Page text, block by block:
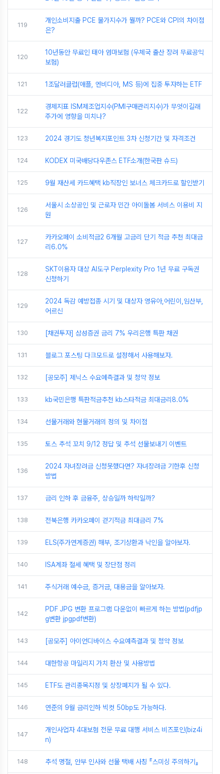
119
개인소비지출 PCE 물가지수가 뭘까? PCE와 CPI의 차이점
은?
120
10년동안 무료인 태아 엄마보험 (우체국 출산 장려 무료공익
보험)
121 1조달러클럽(애플, 엔비디아, MS 등)에 집중 투자하는 ETF
122
경제지표 ISM제조업지수(PMI구매관리지수)가 무엇이길래
주가에 영향을 미치나?
123 2024 경기도 청년복지포인트 3차 신청기간 및 자격조건
124 KODEX 미국배당다우존스 ETF소개(한국판 슈드)
125 9월 재산세 카드혜택 kb직장인 보너스 체크카드로 할인받기
126
서울시 소상공인 및 근로자 민간 아이돌봄 서비스 이용비 지
원
127
카카오페이 소비적금2 6개월 고금리 단기 적금 추천 최대금
리6.0%
128
SKT이용자 대상 AI도구 Perplexity Pro 1년 무료 구독권
신청하기
129
2024 독감 예방접종 시기 및 대상자 영유아,어린이,임산부,
어르신
130 [채권투자] 삼성증권 금리 7% 우리은행 특판 채권
131 블로그 포스팅 다크모드로 설정해서 사용해보자.
132 [공모주] 제닉스 수요예측결과 및 청약 정보
133 kb국민은행 특판적금추천 kb스타적금 최대금리8.0%
134 선물거래와 현물거래의 정의 및 차이점
135 토스 추석 꼬치 9/12 정답 및 추석 선물보내기 이벤트
136
2024 자녀장려금 신청못했다면? 자녀장려금 기한후 신청
방법
137 금리 인하 후 금융주, 상승일까 하락일까?
138 전북은행 카카오페이 걷기적금 최대금리 7%
139 ELS(주가연계증권) 해부, 조기상환과 낙인을 알아보자.
140 ISA계좌 절세 혜택 및 장단점 정리
141 주식거래 예수금, 증거금, 대용금을 알아보자.
142
PDF JPG 변환 프로그램 다운없이 빠르게 하는 방법(pdfjp
g변환 jpgpdf변환)
143 [공모주] 아이언디바이스 수요예측결과 및 청약 정보
144 대한항공 마일리지 가치 환산 및 사용방법
145 ETF도 관리종목지정 및 상장폐지가 될 수 있다.
146 연준의 9월 금리인하 빅컷 50bp도 가능하다.
147
개인사업자 4대보험 전문 무료 대행 서비스 비즈포인(biz4i
n)
148 추석 명절, 안부 인사와 선물 택배 사칭 『스미싱 주의하기』